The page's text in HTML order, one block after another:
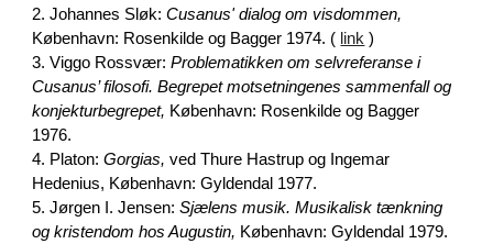
2. Johannes Sløk:Cusanus' dialog om visdommen,
København: Rosenkilde og Bagger 1974. ( link )
3. Viggo Rossvær:Problematikken om selvreferanse i
Cusanus’ filosofi. Begrepet motsetningenes sammenfall og
konjekturbegrepet, København: Rosenkilde og Bagger
1976.
4. Platon:Gorgias, ved Thure Hastrup og Ingemar
Hedenius, København: Gyldendal 1977.
5. Jørgen I. Jensen:Sjælens musik. Musikalisk tænkning
og kristendom hos Augustin, København: Gyldendal 1979.